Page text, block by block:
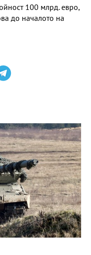
100 млрд. евро,
до началото на